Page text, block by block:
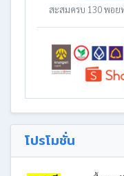
สะสมครบ 130 พอย
โปรโมชั่น